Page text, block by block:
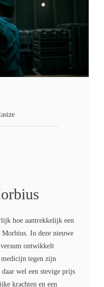
hoe aantrekkelijk een
In deze nieuwe
ontwikkelt
tegen zijn
wel een stevige prijs
krachten en een